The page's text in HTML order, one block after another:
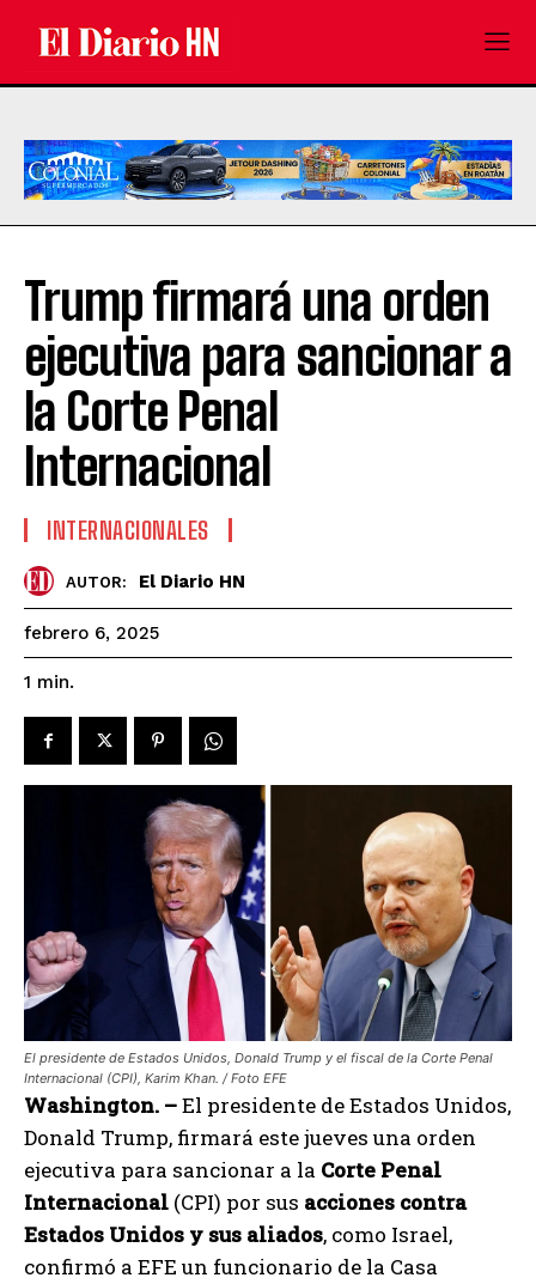
Trump firmará una orden
ejecutiva para sancionar a
la Corte Penal
Internacional
INTERNACIONALES
AUTOR: El Diario HN
febrero 6, 2025
1 min.
El presidente de Estados Unidos, Donald Trump y el fiscal de la Corte Penal
Internacional (CPI), Karim Khan. / Foto EFE
Washington. –El presidente de Estados Unidos,
Donald Trump, firmará este jueves una orden
ejecutiva para sancionar a la Corte Penal
Internacional (CPI) por sus acciones contra
Estados Unidos y sus aliados, como Israel,
confirmó a EFE un funcionario de la Casa